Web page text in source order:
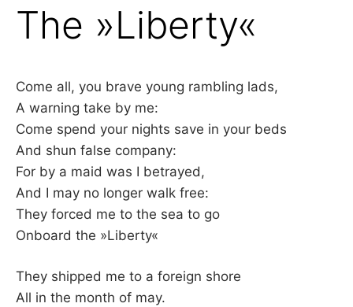
The »Liberty«
Come all, you brave young rambling lads,
A warning take by me:
Come spend your nights save in your beds
And shun false company:
For by a maid was I betrayed,
And I may no longer walk free:
They forced me to the sea to go
Onboard the »Liberty«
They shipped me to a foreign shore
All in the month of may.